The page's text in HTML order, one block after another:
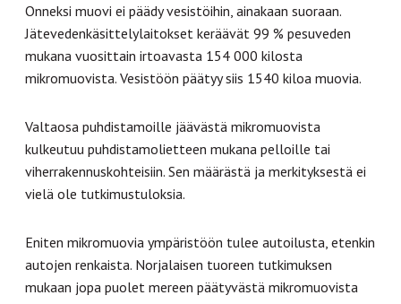
Onneksi muovi ei päädy vesistöihin, ainakaan suoraan.
Jätevedenkäsittelylaitokset keräävät 99 % pesuveden
mukana vuosittain irtoavasta 154 000 kilosta
mikromuovista. Vesistöön päätyy siis 1540 kiloa muovia.
Valtaosa puhdistamoille jäävästä mikromuovista
kulkeutuu puhdistamolietteen mukana pelloille tai
viherrakennuskohteisiin. Sen määrästä ja merkityksestä ei
vielä ole tutkimustuloksia.
Eniten mikromuovia ympäristöön tulee autoilusta, etenkin
autojen renkaista. Norjalaisen tuoreen tutkimuksen
mukaan jopa puolet mereen päätyvästä mikromuovista